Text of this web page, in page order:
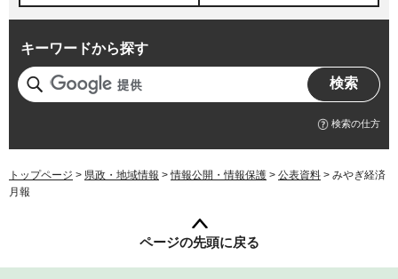
キーワードから探す
検索の仕方
トップページ > 県政・地域情報 >情報公開・情報保護 > 公表資料 > みやぎ経済
月報
ページの先頭に戻る